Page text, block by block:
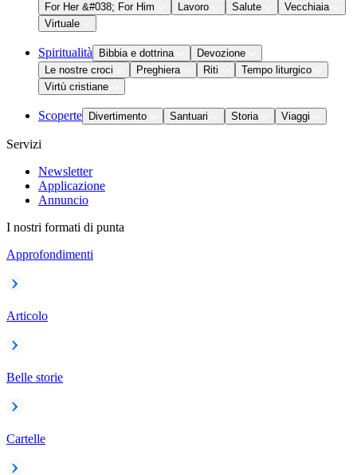
For Her &#038; For Him
Lavoro Salute
Vecchiaia
Virtuale
Spiritualità Bibbia e dottrina
Devozione
Le nostre croci
Preghiera Riti
Tempo liturgico
Virtù cristiane
Scoperte Divertimento Santuari Storia Viaggi
Servizi
Newsletter
Applicazione
Annuncio
I nostri formati di punta
Approfondimenti
Articolo
Belle storie
Cartelle